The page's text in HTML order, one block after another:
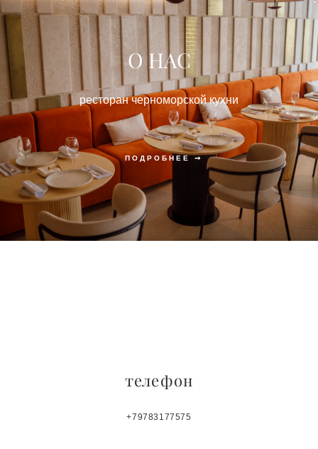
О НАС
ресторан черноморской кухни
ПОДРОБНЕЕ ➞
телефон
+79783177575